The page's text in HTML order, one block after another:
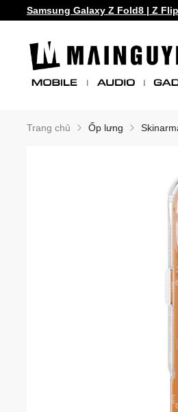
Samsung Galaxy S26 series!
Samsung Galaxy Z Fold8 | Z
Trang chủ Ốp lưng